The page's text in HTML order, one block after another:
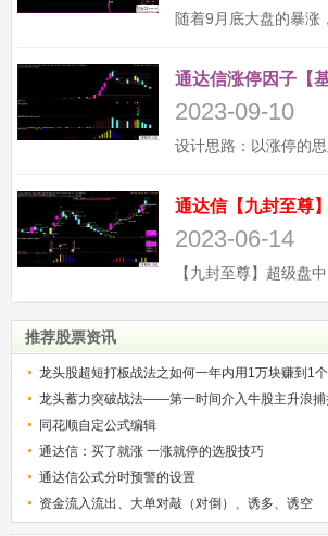
通达信涨停因子【
2023-09-10
2023-06-14
推荐股票资讯
龙头股超短打板战法之如何一年内用1万块赚到1
解）
龙头蓄力突破战法——第一时间介入牛股主升浪捕
的技巧（图解）
同花顺自定公式编辑
通达信：买了就涨 一涨就停的选股技巧
通达信公式分时预警的设置
资金流入流出、大单对敲（对倒）、诱多、诱空